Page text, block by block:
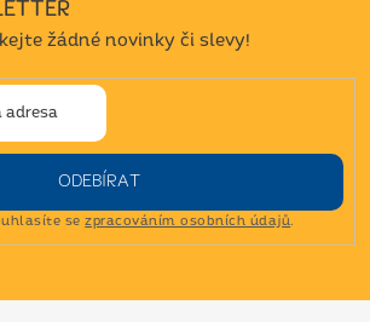
žádné novinky či slevy!
ODEBÍRAT
sezpracováním osobních údajů